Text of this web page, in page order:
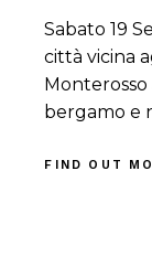
Sabato 19
città vicina
bergamo e
FIND OUT